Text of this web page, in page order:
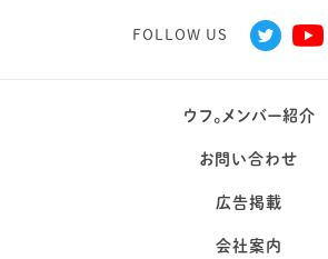
FOLLOW US
ウフ。メンバー紹介
お問い合わせ
広告掲載
会社案内